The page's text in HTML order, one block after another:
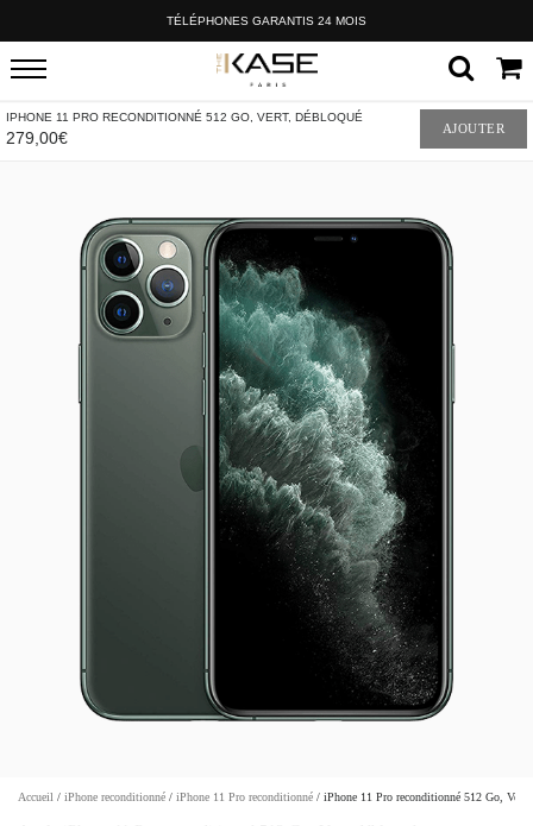
TÉLÉPHONES GARANTIS 24 MOIS
IPHONE 11 PRO RECONDITIONNÉ 512 GO, VERT, DÉBLOQUÉ
279,00€ AJOUTER
Accueil / iPhone reconditionné / iPhone 11 Pro reconditionné / iPhone 11 Pro reconditionné 512 Go, Vert,